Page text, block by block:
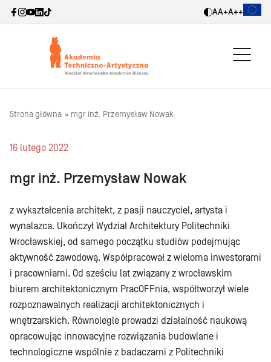
AA+A++
Strona główna mgr inż. Przemysław Nowak
16 lutego 2022
mgr inż. Przemysław Nowak
z wykształcenia architekt, z pasji nauczyciel, artysta i
wynalazca. Ukończył Wydział Architektury Politechniki
Wrocławskiej, od samego początku studiów podejmując
aktywność zawodową. Współpracował z wieloma inwestorami
i pracowniami. Od sześciu lat związany z wrocławskim
biurem architektonicznym PracOFFnia, współtworzył wiele
rozpoznawalnych realizacji architektonicznych i
wnętrzarskich. Równolegle prowadzi działalność naukową
opracowując innowacyjne rozwiązania budowlane i
technologiczne wspólnie z badaczami z Politechniki